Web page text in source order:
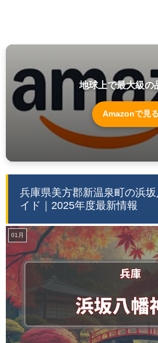
地球上で最大級の
Amazonで見る
兵庫県美方郡新温泉町の浜
イド｜2025年度最新情報
01月